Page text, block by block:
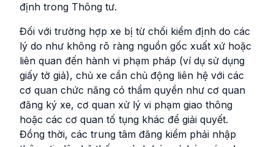
định trong Thông tư.
Đối với trường hợp xe bị từ chối kiểm định do các
lý do như không rõ ràng nguồn gốc xuất xứ hoặc
liên quan đến hành vi phạm pháp (ví dụ sử dụng
giấy tờ giả), chủ xe cần chủ động liên hệ với các
cơ quan chức năng có thẩm quyền như cơ quan
đăng ký xe, cơ quan xử lý vi phạm giao thông
hoặc các cơ quan tố tụng khác để giải quyết.
Đồng thời, các trung tâm đăng kiểm phải nhập